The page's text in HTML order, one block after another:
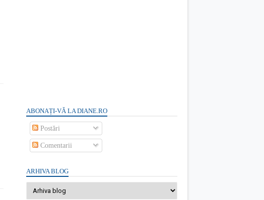
ABONAȚI-VĂ LA DIANE.RO
Postări
Comentarii
ARHIVA BLOG